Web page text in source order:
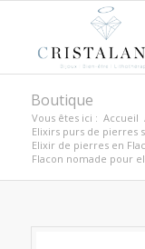
Boutique
Vous êtes ici : Accueil
Elixirs purs de pierres
Elixir de pierres en
Flacon nomade pour